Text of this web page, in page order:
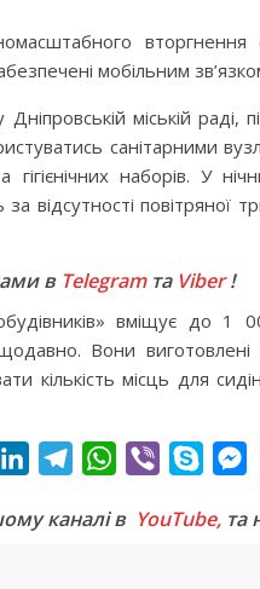
вторгнення
мобільним
міській
санітарними
гігієнічних наборів. У
за відсутності
в Telegramта Viber!
вміщує до
Вони виготовлені
кількість місць для
n
l
W
a
b
y
s
каналі в YouTube, та